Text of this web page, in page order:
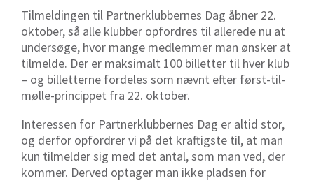
Tilmeldingen til Partnerklubbernes Dag åbner 22.
oktober, så alle klubber opfordres til allerede nu at
undersøge, hvor mange medlemmer man ønsker at
tilmelde. Der er maksimalt 100 billetter til hver klub
– og billetterne fordeles som nævnt efter først-til-
mølle-princippet fra 22. oktober.
Interessen for Partnerklubbernes Dag er altid stor,
og derfor opfordrer vi på det kraftigste til, at man
kun tilmelder sig med det antal, som man ved, der
kommer. Derved optager man ikke pladsen for